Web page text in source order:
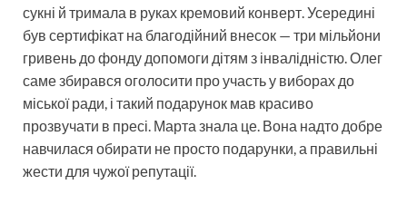
сукні й тримала в руках кремовий конверт. Усередині
був сертифікат на благодійний внесок — три мільйони
гривень до фонду допомоги дітям з інвалідністю. Олег
саме збирався оголосити про участь у виборах до
міської ради, і такий подарунок мав красиво
прозвучати в пресі. Марта знала це. Вона надто добре
навчилася обирати не просто подарунки, а правильні
жести для чужої репутації.